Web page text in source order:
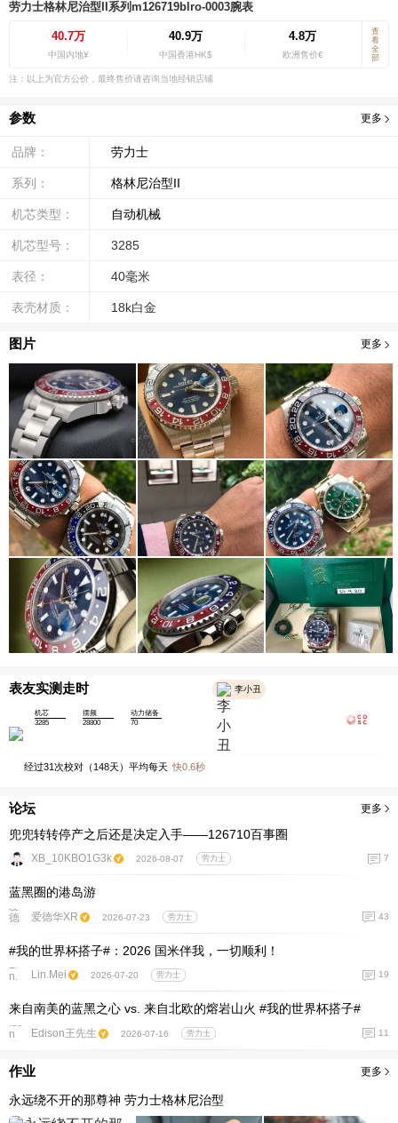
劳力士格林尼治型II系列m126719blro-0003腕表
40.7万
中国内地¥
40.9万
中国香港HK$
4.8万
欧洲售价€
查
看
全
部
注：以上为官方公价，最终售价请咨询当地经销店铺
参数 更多
品牌： 劳力士
系列： 格林尼治型II
机芯类型： 自动机械
机芯型号： 3285
表径： 40毫米
表壳材质： 18k白金
图片 更多
表友实测走时 李小丑
机芯
3285
摆频
28800
动力储备
70
经过31次校对（148天）平均每天 快0.6秒
论坛 更多
兜兜转转停产之后还是决定入手——126710百事圈
XB_10KBO1G3k 2026-08-07 劳力士 7
蓝黑圈的港岛游
爱德华XR 2026-07-23 劳力士 43
#我的世界杯搭子#：2026 国米伴我，一切顺利！
Lin.Mei 2026-07-20 劳力士 19
来自南美的蓝黑之心 vs. 来自北欧的熔岩山火 #我的世界杯搭子#
Edison王先生 2026-07-16 劳力士 11
作业 更多
永远绕不开的那尊神 劳力士格林尼治型